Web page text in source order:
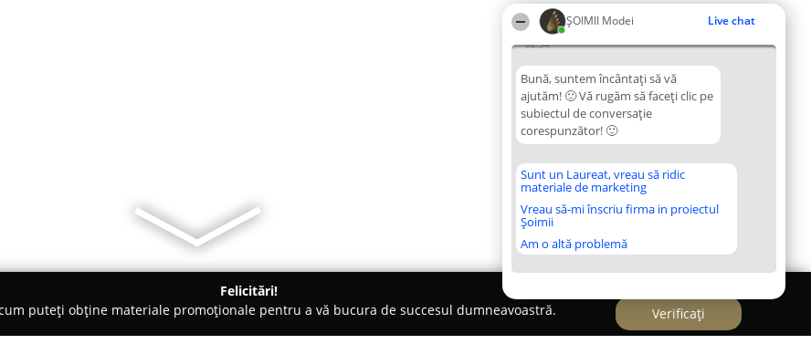
ȘOIMII Modei Live chat
02:54
Bună, suntem încântați să vă
ajutăm! 🙂 Vă rugăm să faceți clic pe
subiectul de conversație
corespunzător! 🙂
Sunt un Laureat, vreau să ridic
materiale de marketing
Vreau să-mi înscriu firma in proiectul
Șoimii
Am o altă problemă
Felicitări!
puteți obține materiale promoționale pentru a vă bucura de succesul dumneavoastră.
Verificați